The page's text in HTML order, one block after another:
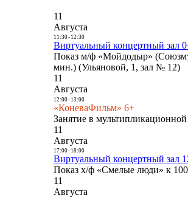
11
Августа
11:30- 12:30
Виртуальный концертный зал
Показ м/ф «Мойдодыр»
мин.) (Ульяновой, 1, зал № 12)
11
Августа
12:00- 13:00
«КоневаФильм» 6+
Занятие в
11
Августа
17:00- 18:00
Виртуальный концертный зал
Показ х/ф «Смелые люди» к
11
Августа